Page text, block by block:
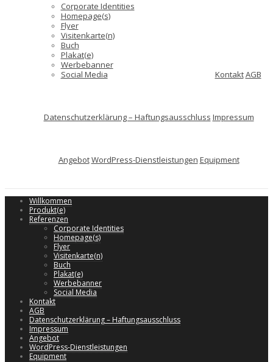
Corporate Identities
Homepage(s)
Flyer
Visitenkarte(n)
Buch
Plakat(e)
Werbebanner
Social Media
KontaktAGB
Datenschutzerklärung – Haftungsausschluss Impressum
AngebotWordPress-Dienstleistungen Equipment
Willkommen
Produkt(e)
Referenzen
Corporate Identities
Homepage(s)
Flyer
Visitenkarte(n)
Buch
Plakat(e)
Werbebanner
Social Media
Kontakt
AGB
Datenschutzerklärung – Haftungsausschluss
Impressum
Angebot
WordPress-Dienstleistungen
Equipment